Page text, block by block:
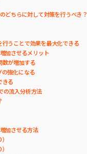
どちらに対して対策を行うべき？
行うことで効果を最大化できる
加させるメリット
数が増加する
の強化になる
きる
流入分析方法
加させる方法